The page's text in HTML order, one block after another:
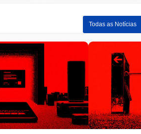
Todas as Notícias